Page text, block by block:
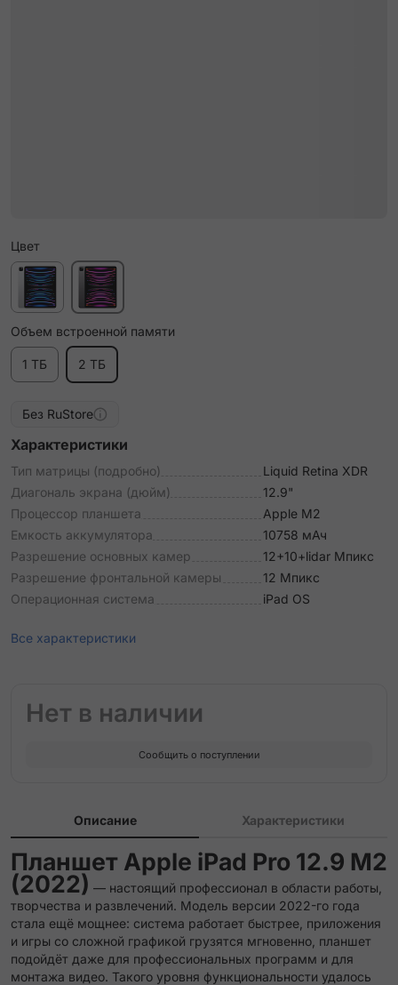
Цвет
Объем встроенной памяти
1 ТБ 2 ТБ
Без RuStore
Характеристики
Тип матрицы (подробно)
Liquid Retina XDR
Диагональ экрана (дюйм)
12.9"
Процессор планшета
Apple М2
Емкость аккумулятора
10758 мАч
Разрешение основных камер
12+10+lidar Мпикс
Разрешение фронтальной камеры
12 Мпикс
Операционная система
iPad OS
Все характеристики
Нет в наличии
Сообщить о поступлении
Описание Характеристики
Планшет Apple iPad Pro 12.9 M2
(2022) — настоящий профессионал в области работы,
творчества и развлечений. Модель версии 2022-го года
стала ещё мощнее: система работает быстрее, приложения
и игры со сложной графикой грузятся мгновенно, планшет
подойдёт даже для профессиональных программ и для
монтажа видео. Такого уровня функциональности удалось